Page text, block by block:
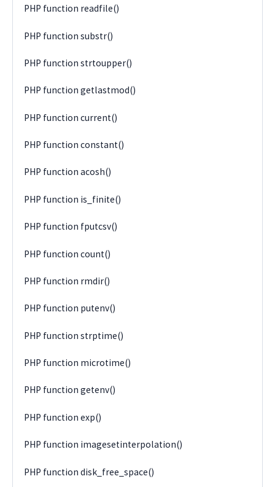
PHP function readfile()
PHP function substr()
PHP function strtoupper()
PHP function getlastmod()
PHP function current()
PHP function constant()
PHP function acosh()
PHP function is_finite()
PHP function fputcsv()
PHP function count()
PHP function rmdir()
PHP function putenv()
PHP function strptime()
PHP function microtime()
PHP function getenv()
PHP function exp()
PHP function imagesetinterpolation()
PHP function disk_free_space()